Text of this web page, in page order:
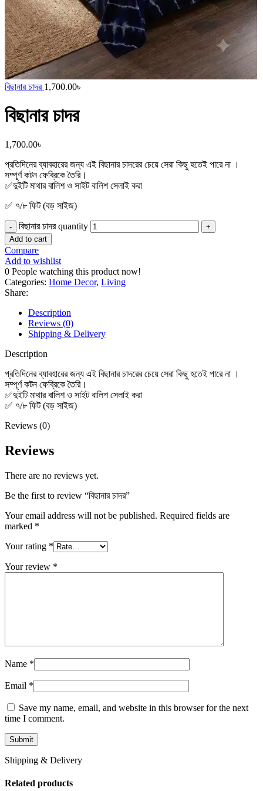
বিছানার চাদর 1,700.00৳
বিছানার চাদর
1,700.00৳
প্রতিদিনের ব্যাবহারের জন্য এই বিছানার চাদরের চেয়ে সেরা কিছু হতেই পারে না ।
সম্পূর্ণ কটন ফেব্রিকে তৈরি।
✅দুইটি মাথার বালিশ ও সাইট বালিশ সেলাই করা
✅ ৭/৮ ফিট (বড় সাইজ)
বিছানার চাদর quantity
Add to cart
Compare
Add to wishlist
0 People watching this product now!
Categories: Home Decor, Living
Share:
Description
Reviews (0)
Shipping & Delivery
Description
প্রতিদিনের ব্যাবহারের জন্য এই বিছানার চাদরের চেয়ে সেরা কিছু হতেই পারে না ।
সম্পূর্ণ কটন ফেব্রিকে তৈরি।
✅দুইটি মাথার বালিশ ও সাইট বালিশ সেলাই করা
✅ ৭/৮ ফিট (বড় সাইজ)
Reviews (0)
Reviews
There are no reviews yet.
Be the first to review “বিছানার চাদর”
Your email address will not be published. Required fields are
marked *
Your rating *
Your review *
Name *
Email *
Save my name, email, and website in this browser for the next
time I comment.
Shipping & Delivery
Related products